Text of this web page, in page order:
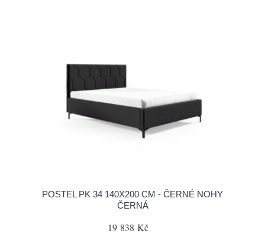
POSTEL PK 34 140X200 CM - ČERNÉ NOHY
ČERNÁ
19 838 Kč